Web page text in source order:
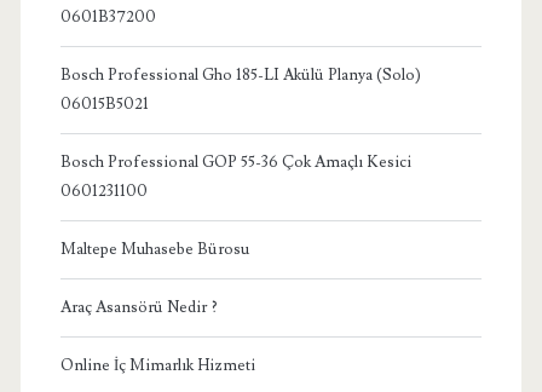
0601B37200
Bosch Professional Gho 185-LI Akülü Planya (Solo)
06015B5021
Bosch Professional GOP 55-36 Çok Amaçlı Kesici
0601231100
Maltepe Muhasebe Bürosu
Araç Asansörü Nedir ?
Online İç Mimarlık Hizmeti